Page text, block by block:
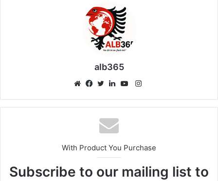
alb365
Instagram
With Product You Purchase
Subscribe to our mailing list to